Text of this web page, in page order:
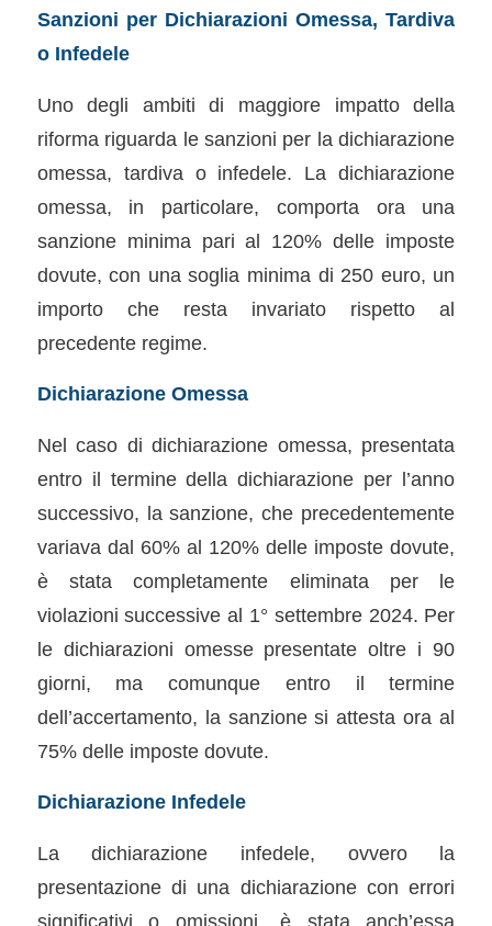
Sanzioni per Dichiarazioni Omessa, Tardiva
o Infedele
Uno degli ambiti di maggiore impatto della
riforma riguarda le sanzioni per la dichiarazione
omessa, tardiva o infedele. La dichiarazione
omessa, in particolare, comporta ora una
sanzione minima pari al 120% delle imposte
dovute, con una soglia minima di 250 euro, un
importo che resta invariato rispetto al
precedente regime.
Dichiarazione Omessa
Nel caso di dichiarazione omessa, presentata
entro il termine della dichiarazione per l’anno
successivo, la sanzione, che precedentemente
variava dal 60% al 120% delle imposte dovute,
è stata completamente eliminata per le
violazioni successive al 1° settembre 2024. Per
le dichiarazioni omesse presentate oltre i 90
giorni, ma comunque entro il termine
dell’accertamento, la sanzione si attesta ora al
75% delle imposte dovute.
Dichiarazione Infedele
La dichiarazione infedele, ovvero la
presentazione di una dichiarazione con errori
significativi o omissioni, è stata anch’essa